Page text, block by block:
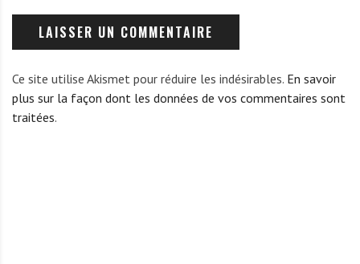
Ce site utilise Akismet pour réduire les indésirables. En savoir
plus sur la façon dont les données de vos commentaires sont
traitées.